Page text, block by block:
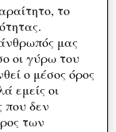
το
μας
οι γύρω του
ο μέσος όρος
εμείς οι
που δεν
των